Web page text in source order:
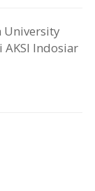
University
Indosiar